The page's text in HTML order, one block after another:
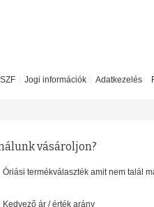
Jogi információk Adatkezelés
vásároljon?
Óriási termékválaszték amit nem talál
Kedvező ár / érték arány